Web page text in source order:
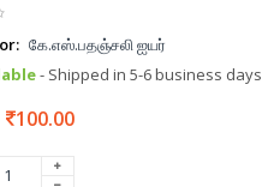
கே.எஸ்.பதஞ்சலி ஐயர்
- Shipped in 5-6 business days
100.00